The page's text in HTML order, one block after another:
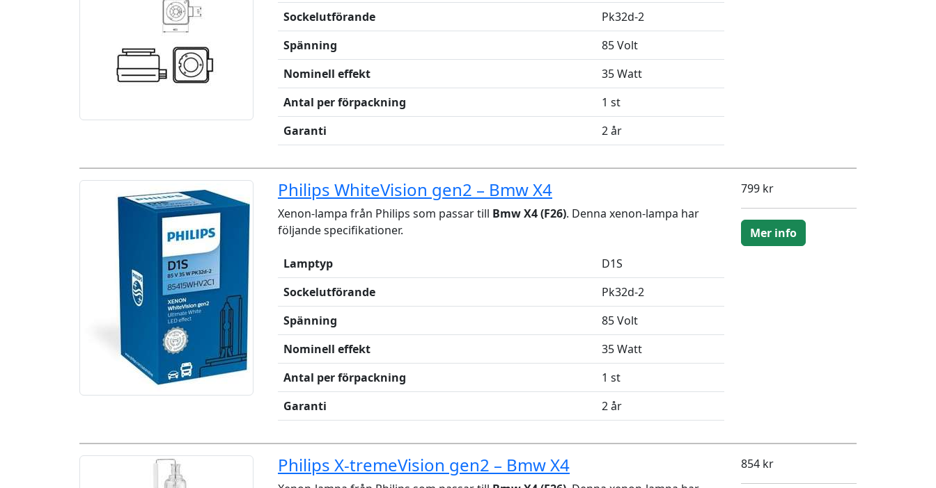
Sockelutförande
Pk32d-2
Spänning
85 Volt
Nominell effekt
35 Watt
Antal per förpackning
1 st
Garanti
2 år
Philips WhiteVision gen2 – Bmw X4
Xenon-lampa från Philips som passar till Bmw X4 (F26). Denna xenon-lampa har
följande specifikationer.
Lamptyp
D1S
Sockelutförande
Pk32d-2
Spänning
85 Volt
Nominell effekt
35 Watt
Antal per förpackning
1 st
Garanti
2 år
799 kr
Mer info
Philips X-tremeVision gen2 – Bmw X4 854 kr